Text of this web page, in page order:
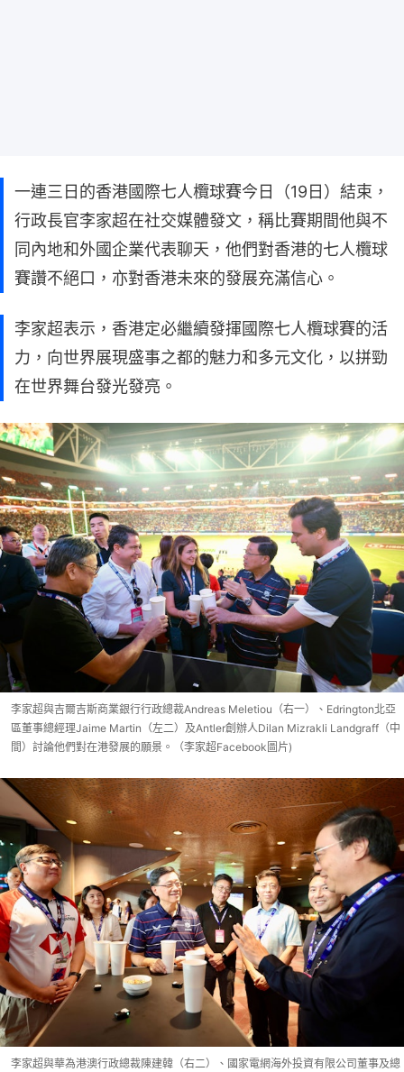
一連三日的香港國際七人欖球賽今日（19日）結束，
行政長官李家超在社交媒體發文，稱比賽期間他與不
同內地和外國企業代表聊天，他們對香港的七人欖球
賽讚不絕口，亦對香港未來的發展充滿信心。
李家超表示，香港定必繼續發揮國際七人欖球賽的活
力，向世界展現盛事之都的魅力和多元文化，以拼勁
在世界舞台發光發亮。
李家超與吉爾吉斯商業銀行行政總裁Andreas Meletiou（右一）、Edrington北亞
區董事總經理Jaime Martin（左二）及Antler創辦人Dilan Mizrakli Landgraff（中
間）討論他們對在港發展的願景。（李家超Facebook圖片)
李家超與華為港澳行政總裁陳建韓（右二）、國家電網海外投資有限公司董事及總